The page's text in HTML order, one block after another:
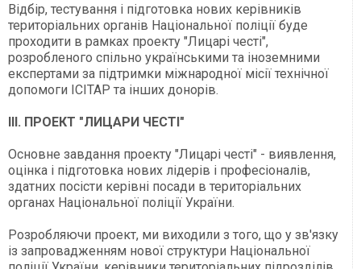
Відбір, тестування і підготовка нових керівників
територіальних органів Національної поліції буде
проходити в рамках проекту "Лицарі честі",
розробленого спільно українськими та іноземними
експертами за підтримки міжнародної місії технічної
допомоги ICITAP та інших донорів.
ІІІ. ПРОЕКТ "ЛИЦАРИ ЧЕСТІ"
Основне завдання проекту "Лицарі честі" - виявлення,
оцінка і підготовка нових лідерів і професіоналів,
здатних посісти керівні посади в територіальних
органах Національної поліції України.
Розробляючи проект, ми виходили з того, що у зв'язку
із запровадженням нової структури Національної